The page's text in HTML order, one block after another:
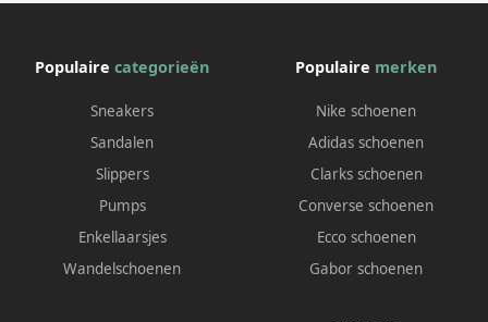
Populaire categorieën
Sneakers
Sandalen
Slippers
Pumps
Enkellaarsjes
Wandelschoenen
Populaire merken
Nike schoenen
Adidas schoenen
Clarks schoenen
Converse schoenen
Ecco schoenen
Gabor schoenen